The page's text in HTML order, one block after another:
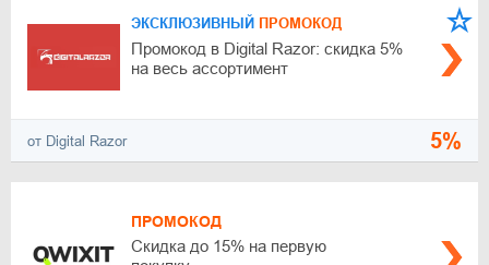
ЭКСКЛЮЗИВНЫЙ ПРОМОКОД
Промокод в Digital Razor: скидка 5%
на весь ассортимент
от Digital Razor 5%
ПРОМОКОД
Скидка до 15% на первую